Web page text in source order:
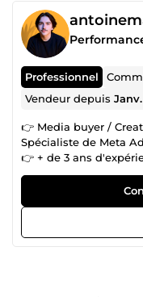
Professionnel
Vendeur depuis
👉 Media buyer /
Spécialiste de Meta
👉 + de 3 ans
accompagnées Mon
d'Ads rentables tout
en vous
publicitaires Gestion